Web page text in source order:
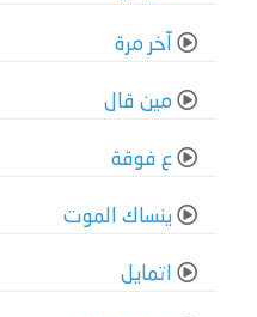
آخر مرة
مين قال
ع فوقة
ينساك الموت
اتمايل